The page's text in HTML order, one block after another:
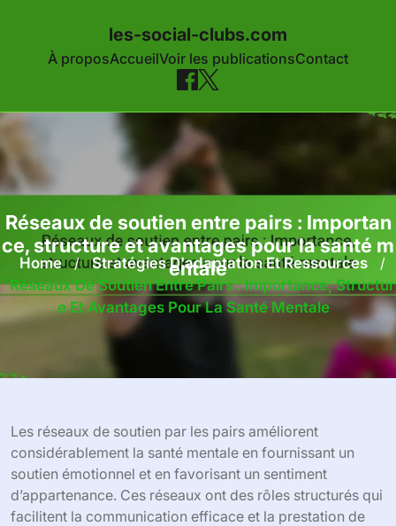
les-social-clubs.com
À proposAccueilVoir les publicationsContact
Skip to content
Réseaux de soutien entre pairs : Importan
ce, structure et avantages pour la santé m
entale
Home / Stratégies D'adaptation Et Ressources
/
Réseaux De Soutien Entre Pairs : Importance, Structur
E Et Avantages Pour La Santé Mentale
Les réseaux de soutien par les pairs améliorent
considérablement la santé mentale en fournissant un
soutien émotionnel et en favorisant un sentiment
d’appartenance. Ces réseaux ont des rôles structurés qui
facilitent la communication efficace et la prestation de